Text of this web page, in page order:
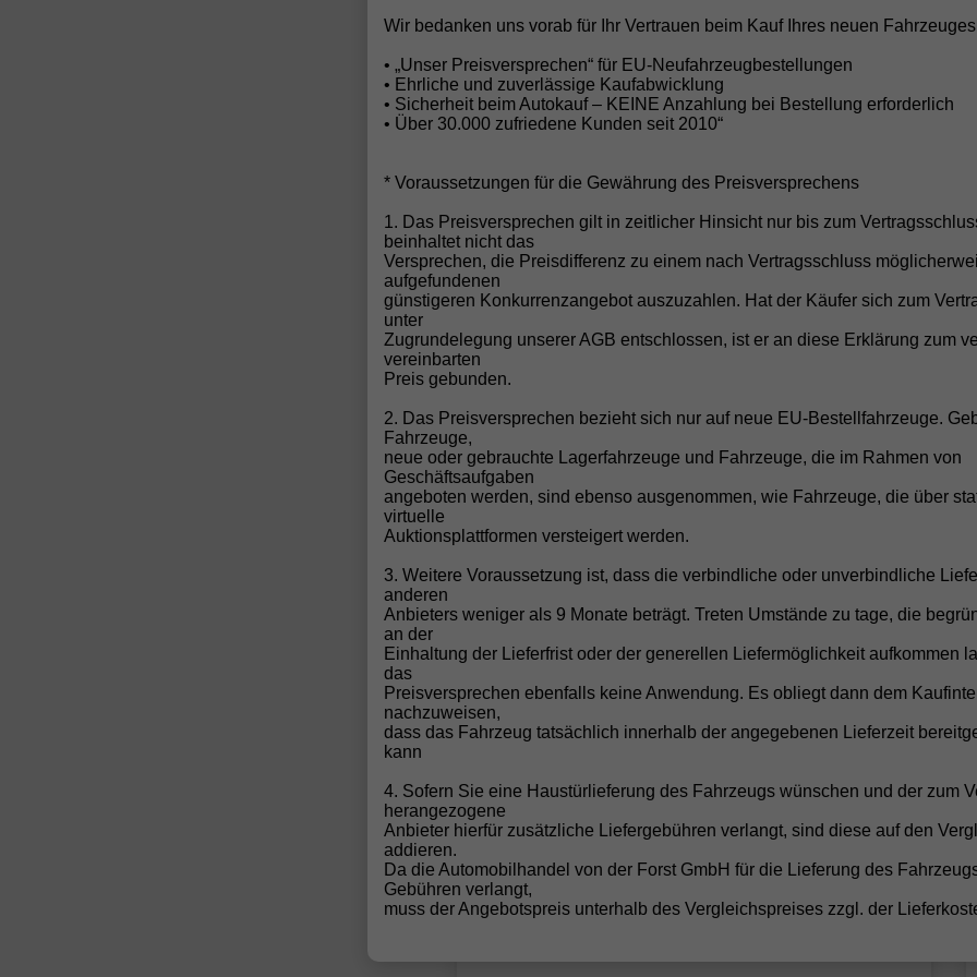
Details
Skoda Scala
1.0 TSI 116PS, 5 Jahre Garantie, Klimaanlage, Parksensoren
hinten, Infotainment 8", Full-LED-Scheinwerfer, Virtual
Cockpit 8"
18.590,– €
incl. 19% MwSt.
ab 144,– € mtl.
5-türig, 1.0 TSI ; 85KW/116PS ; 6-Gang-Schaltgetriebe, 85 kW
(116 PS), 999 cm³, 3 Zylinder, Schalt. 6-Gang, Frontantrieb,
Verbrennungsmotor (ICE), Benzin, Kraftstoffverbrauch
Fahrzeuggarantie vom Hersteller, Fahrzeugnr.: 28087
Details
Wir bedanken uns vorab für Ihr Vertrauen beim Kauf Ihres neuen
• „Unser Preisversprechen“ für EU-Neufahrzeugbestellungen
• Ehrliche und zuverlässige Kaufabwicklung
• Sicherheit beim Autokauf – KEINE Anzahlung bei Bestellung erforderlich
• Über 30.000 zufriedene Kunden seit 2010“
* Voraussetzungen für die Gewährung des Preisversprechens
1. Das Preisversprechen gilt in zeitlicher Hinsicht nur bis zum
beinhaltet nicht das
Versprechen, die Preisdifferenz zu einem nach Vertragsschluss
aufgefundenen
günstigeren Konkurrenzangebot auszuzahlen. Hat der Käufer sich zum
unter
Zugrundelegung unserer AGB entschlossen, ist er an diese Erklärung zum
vereinbarten
Preis gebunden.
2. Das Preisversprechen bezieht sich nur auf neue EU-Bestellfahrzeuge.
Fahrzeuge,
neue oder gebrauchte Lagerfahrzeuge und Fahrzeuge, die im Rahmen von
Geschäftsaufgaben
angeboten werden, sind ebenso ausgenommen, wie Fahrzeuge, die über
virtuelle
Auktionsplattformen versteigert werden.
3. Weitere Voraussetzung ist, dass die verbindliche oder unverbindliche
anderen
Anbieters weniger als 9 Monate beträgt. Treten Umstände zu tage, die
an der
Einhaltung der Lieferfrist oder der generellen Liefermöglichkeit aufkommen
das
Preisversprechen ebenfalls keine Anwendung. Es obliegt dann dem
nachzuweisen,
dass das Fahrzeug tatsächlich innerhalb der angegebenen Lieferzeit
kann
4. Sofern Sie eine Haustürlieferung des Fahrzeugs wünschen und der zum
herangezogene
Anbieter hierfür zusätzliche Liefergebühren verlangt, sind diese auf den
addieren.
Da die Automobilhandel von der Forst GmbH für die Lieferung des
Gebühren verlangt,
muss der Angebotspreis unterhalb des Vergleichspreises zzgl. der